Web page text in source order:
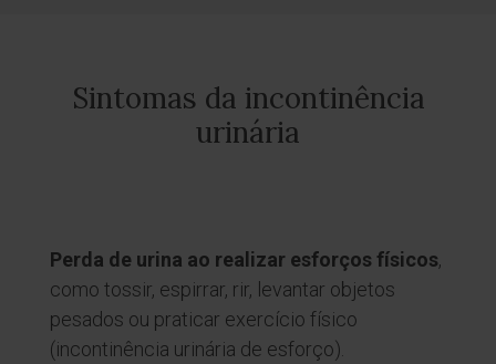
Sintomas da incontinência
urinária
Perda de urina ao realizar esforços físicos,
como tossir, espirrar, rir, levantar objetos
pesados ou praticar exercício físico
(incontinência urinária de esforço).